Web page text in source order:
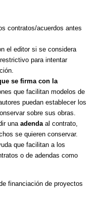
contratos/acuerdos antes
el editor si se considera
para intentar
se firma con la
que facilitan modelos de
puedan establecer los
sobre sus obras.
una adendaal contrato,
se quieren conservar.
que facilitan a los
o de adendas como
financiación de proyectos